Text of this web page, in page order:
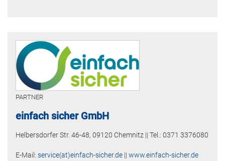
PARTNER
einfach sicher GmbH
Helbersdorfer Str. 46-48, 09120 Chemnitz || Tel.: 0371 3376080
E-Mail: service(at)einfach-sicher.de || www.einfach-sicher.de